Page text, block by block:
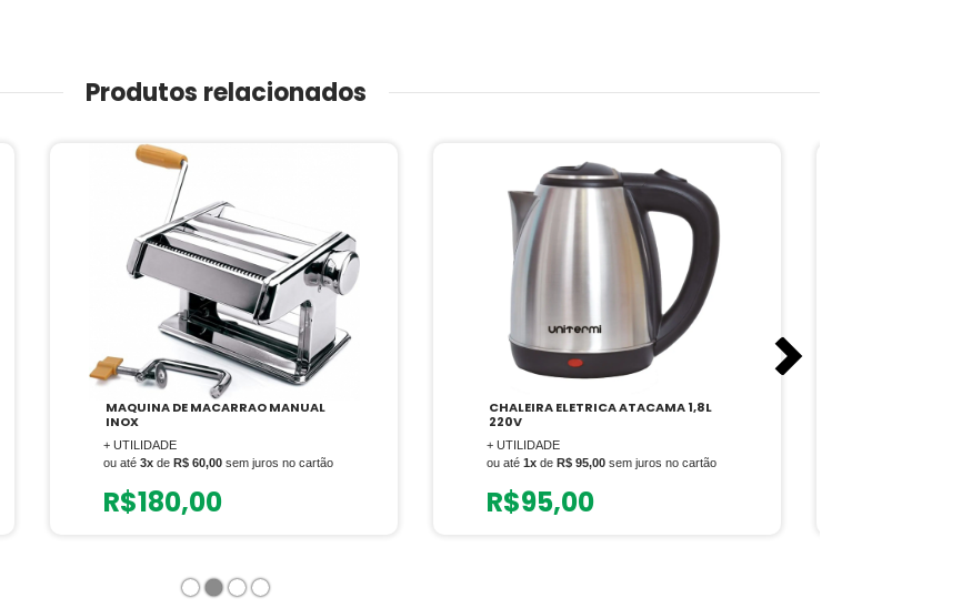
Produtos relacionados
MAQUINA DE MACARRAO MANUAL
INOX
+ UTILIDADE
ou até 3x de R$ 60,00 sem juros no cartão
R$180,00
CHALEIRA ELETRICA ATACAMA 1,8L
220V
+ UTILIDADE
ou até 1x de R$ 95,00 sem juros no cartão
R$95,00
1 2 3 4